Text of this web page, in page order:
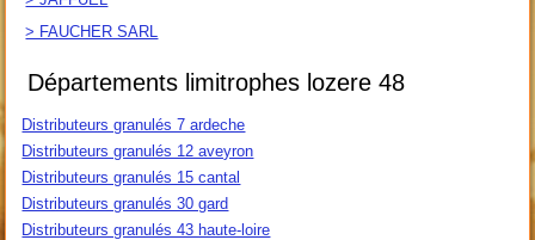
> FAUCHER SARL
Départements limitrophes lozere 48
Distributeurs granulés 7 ardeche
Distributeurs granulés 12 aveyron
Distributeurs granulés 15 cantal
Distributeurs granulés 30 gard
Distributeurs granulés 43 haute-loire